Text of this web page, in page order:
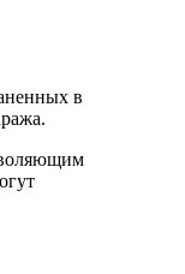
в